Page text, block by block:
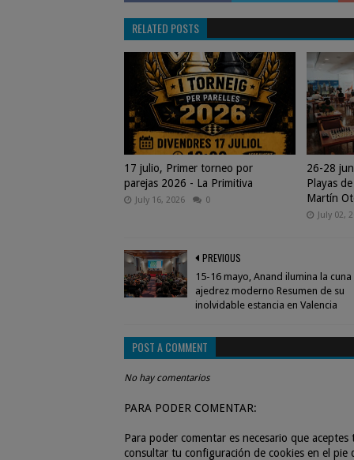
RELATED POSTS
17 julio, Primer torneo por
parejas 2026 - La Primitiva
July 16, 2026 0
26-28
Playas
Martín
July 02,
PREVIOUS
15-16 mayo, Anand ilumina la cuna
ajedrez moderno Resumen de su
inolvidable estancia en Valencia
POST A COMMENT
No hay comentarios
PARA PODER COMENTAR:
Para poder comentar es necesario que
consultar tu configuración de cookies en el pie